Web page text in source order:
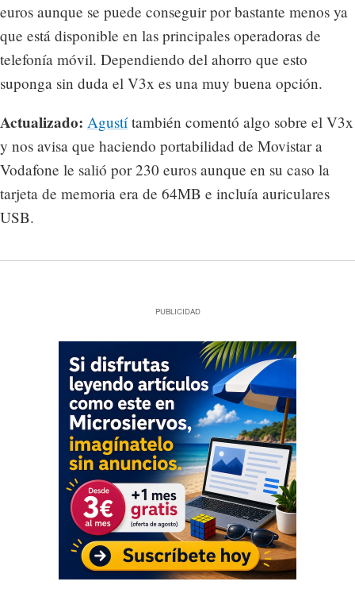
euros aunque se puede conseguir por bastante menos ya
que está disponible en las principales operadoras de
telefonía móvil. Dependiendo del ahorro que esto
suponga sin duda el V3x es una muy buena opción.
Actualizado: Agustítambién comentó algo sobre el V3x
y nos avisa que haciendo portabilidad de Movistar a
Vodafone le salió por 230 euros aunque en su caso la
tarjeta de memoria era de 64MB e incluía auriculares
USB.
PUBLICIDAD